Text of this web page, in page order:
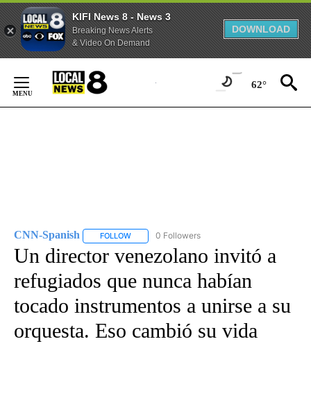
KIFI News 8 - News 3
Breaking News Alerts
& Video On Demand
DOWNLOAD
Content
62°
CNN-Spanish FOLLOW FOLLOW "CNN-SPANISH" TO RECEIVE
0 Followers
Un director venezolano invitó a
refugiados que nunca habían
tocado instrumentos a unirse a su
orquesta. Eso cambió su vida